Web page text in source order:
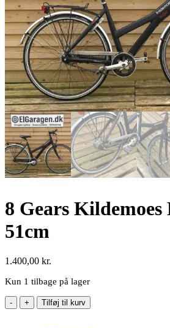
8 Gears Kildemoes
51cm
1.400,00 kr.
Kun 1 tilbage på lager
8
Gears
Tilføj til kurv